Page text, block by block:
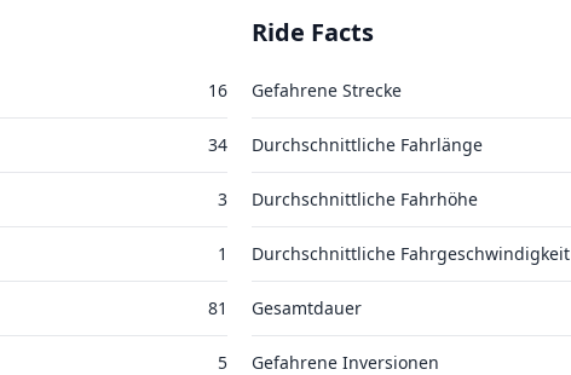
16
34
3
1
81
5
Ride Facts
Gefahrene Strecke
Durchschnittliche Fahrlänge
Durchschnittliche Fahrhöhe
Durchschnittliche Fahrgeschwindigkeit
Gesamtdauer
Gefahrene Inversionen